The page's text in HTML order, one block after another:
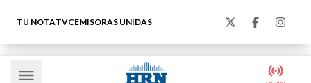
TU NOTATVCEMISORAS UNIDAS